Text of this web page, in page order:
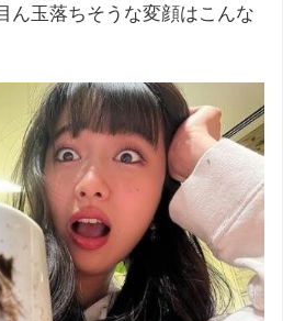
ん玉落ちそうな変顔はこんな